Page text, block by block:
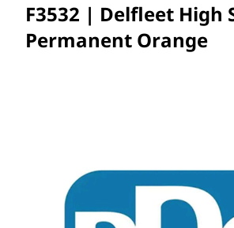
F3532 | Delfleet High
Permanent Orange